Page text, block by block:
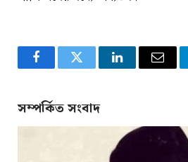
FacebookTwitter LinkedInEmail
সম্পর্কিত সংবাদ